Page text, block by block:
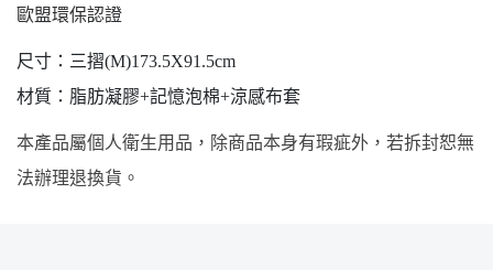
歐盟環保認證
尺寸：三摺(M)173.5X91.5cm
材質：脂肪凝膠+記憶泡棉+涼感布套
本產品屬個人衛生用品，除商品本身有瑕疵外，若拆封恕無
法辦理退換貨。